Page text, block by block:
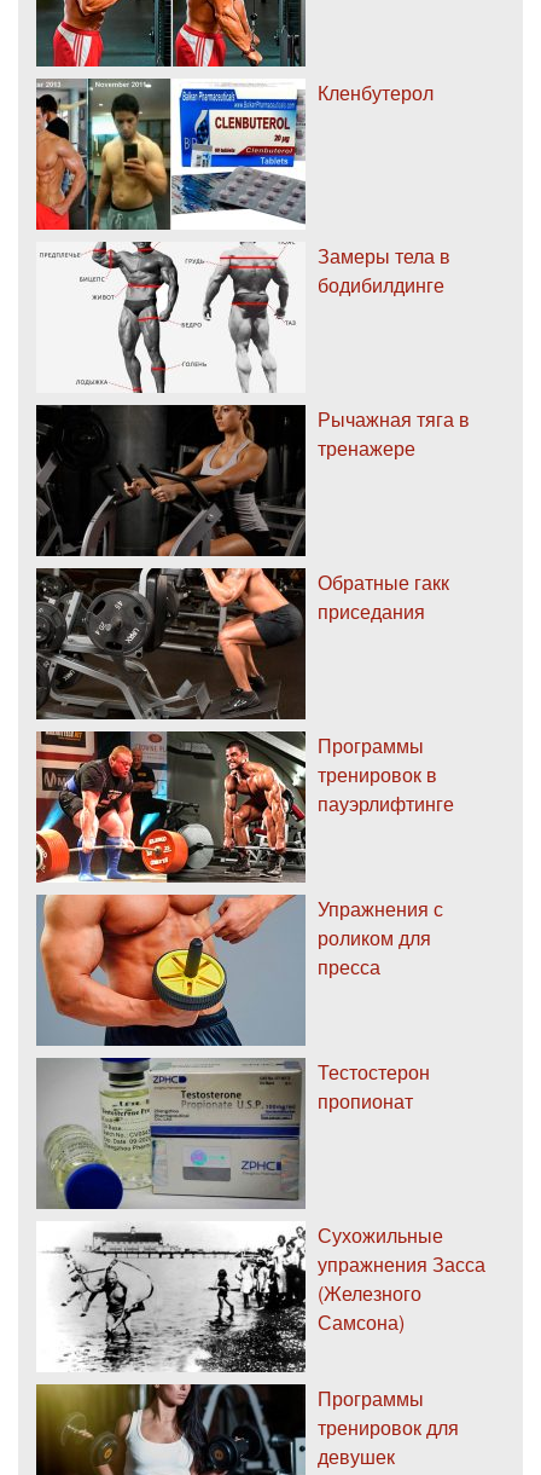
Кленбутерол
Замеры тела в
бодибилдинге
Рычажная тяга в
тренажере
Обратные гакк
приседания
Программы
тренировок в
пауэрлифтинге
Упражнения с
роликом для
пресса
Тестостерон
пропионат
Сухожильные
упражнения Засса
(Железного
Самсона)
Программы
тренировок для
девушек